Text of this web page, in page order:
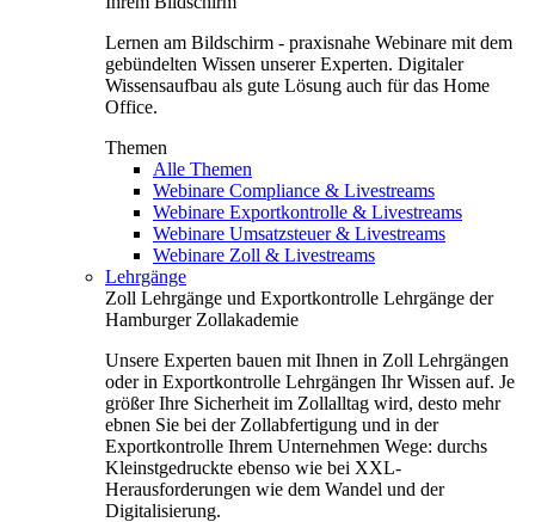
Lernen am Bildschirm - praxisnahe Webinare mit dem
gebündelten Wissen unserer Experten. Digitaler
Wissensaufbau als gute Lösung auch für das Home
Office.
Themen
Alle Themen
Webinare Compliance & Livestreams
Webinare Exportkontrolle & Livestreams
Webinare Umsatzsteuer & Livestreams
Webinare Zoll & Livestreams
Lehrgänge
Zoll Lehrgänge und Exportkontrolle Lehrgänge der
Hamburger Zollakademie
Unsere Experten bauen mit Ihnen in Zoll Lehrgängen
oder in Exportkontrolle Lehrgängen Ihr Wissen auf. Je
größer Ihre Sicherheit im Zollalltag wird, desto mehr
ebnen Sie bei der Zollabfertigung und in der
Exportkontrolle Ihrem Unternehmen Wege: durchs
Kleinstgedruckte ebenso wie bei XXL-
Herausforderungen wie dem Wandel und der
Digitalisierung.